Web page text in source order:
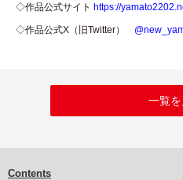
◇作品公式サイト https://
◇作品公式X（旧Twitter）
一覧
Contents